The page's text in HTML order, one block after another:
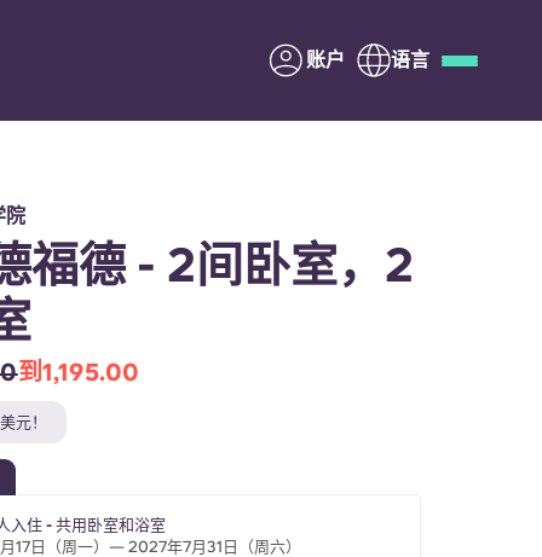
账户 语言
与Yugo合作
院
福德 - 2间卧室，2
到1,195.00
元！
入住 - 共用卧室和浴室
17日（周一）— 2027年7月31日（周六）